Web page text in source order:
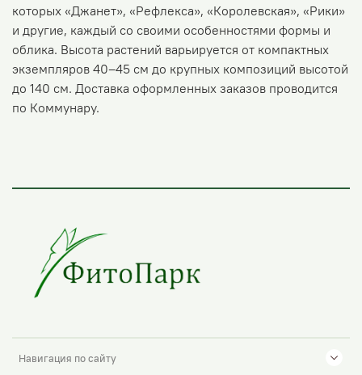
которых «Джанет», «Рефлекса», «Королевская», «Рики»
и другие, каждый со своими особенностями формы и
облика. Высота растений варьируется от компактных
экземпляров 40–45 см до крупных композиций высотой
до 140 см. Доставка оформленных заказов проводится
по Коммунару.
Навигация по сайту